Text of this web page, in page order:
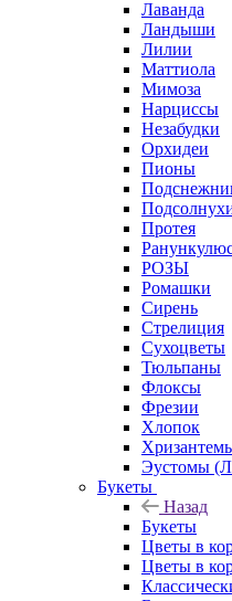
Лаванда
Ландыши
Лилии
Маттиола
Мимоза
Нарциссы
Незабудки
Орхидеи
Пионы
Протея
РОЗЫ
Ромашки
Сирень
Стрелиция
Сухоцветы
Тюльпаны
Флоксы
Фрезии
Хлопок
Эустомы
Букеты
Назад
Букеты
Цветы в
Цветы в